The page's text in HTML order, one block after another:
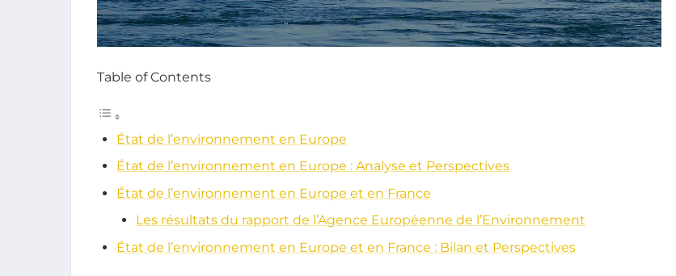
Table of Contents
État de l’environnement en Europe
État de l’environnement en Europe : Analyse et Perspectives
État de l’environnement en Europe et en France
Les résultats du rapport de l’Agence Européenne de l’Environnement
État de l’environnement en Europe et en France : Bilan et Perspectives